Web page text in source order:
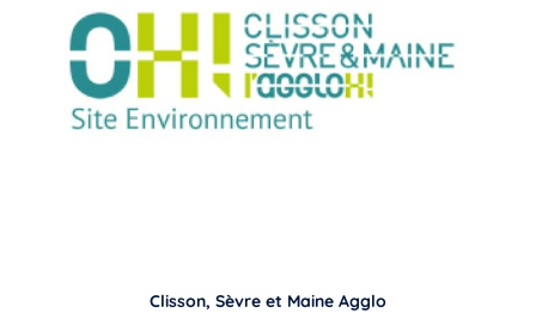
Clisson, Sèvre et Maine Agglo